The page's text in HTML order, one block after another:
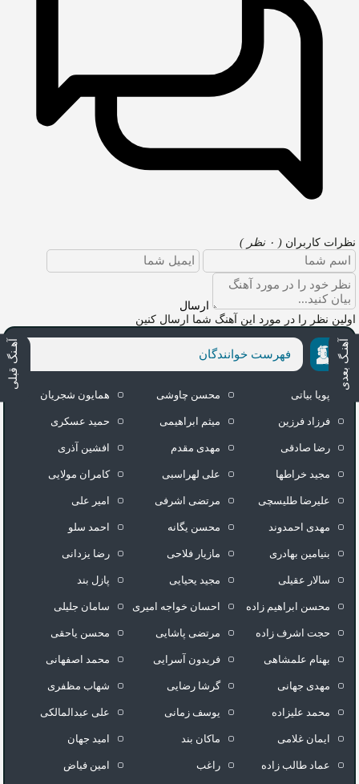
آهـنگ قبلی آهنـگ بعدی
نظرات کاربران( ۰ نظر )
ارسال
اولین نظر را در مورد این آهنگ شما ارسال کنین
فهرست خوانندگان
پویا بیاتی محسن چاوشی همایون شجریان
فرزاد فرزین میثم ابراهیمی حمید عسکری
رضا صادقی مهدی مقدم افشین آذری
مجید خراطها علی لهراسبی کامران مولایی
علیرضا طلیسچی مرتضی اشرفی امیر علی
مهدی احمدوند محسن یگانه احمد سلو
بنیامین بهادری مازیار فلاحی رضا یزدانی
سالار عقیلی مجید یحیایی پازل بند
محسن ابراهیم زاده احسان خواجه امیری سامان جلیلی
حجت اشرف زاده مرتضی پاشایی محسن یاحقی
بهنام علمشاهی فریدون آسرایی محمد اصفهانی
مهدی جهانی گرشا رضایی شهاب مظفری
محمد علیزاده یوسف زمانی علی عبدالمالکی
ایمان غلامی ماکان بند امید جهان
عماد طالب زاده راغب امین فیاض